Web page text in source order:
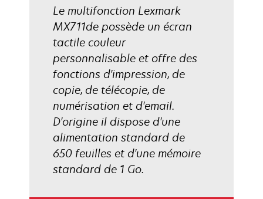
Le multifonction Lexmark
MX711de possède un écran
tactile couleur
personnalisable et offre des
fonctions d'impression, de
copie, de télécopie, de
numérisation et d'email.
D'origine il dispose d'une
alimentation standard de
650 feuilles et d'une mémoire
standard de 1 Go.